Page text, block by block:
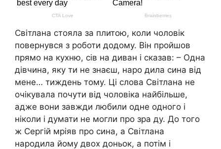
Світлана стояла за плитою, коли чоловік
повернувся з роботи додому. Він пройшов
прямо на кухню, сів на диван і сказав: – Одна
дівчина, яку ти не знаєш, наро дила сина від
мене… тиждень тому. Ці слова Світлана не
очікувала почути від чоловіка найбільше,
адже вони завжди любили одне одного і
ніколи і думати не могли про зра ду. До того
ж Сергій мріяв про сина, а Світлана
народила йому двох доньок, а потім і